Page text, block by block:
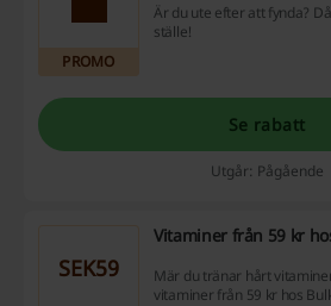
PROMO
Är du ute efter att fynda?
ställe!
Se rabatt
Utgår: Pågående
SEK59
Vitaminer från 59 kr
Mär du tränar hårt
vitaminer från 59 kr hos